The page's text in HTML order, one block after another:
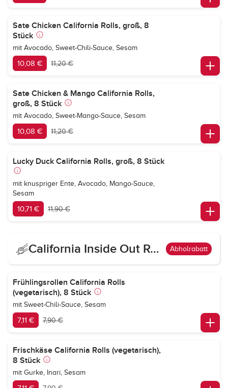
Sate Chicken California Rolls, groß, 8
Stück
mit Avocado, Sweet-Chili-Sauce, Sesam
10,08 € 11,20 €
Sate Chicken & Mango California Rolls,
groß, 8 Stück
mit Avocado, Sweet-Mango-Sauce, Sesam
10,08 € 11,20 €
Lucky Duck California Rolls, groß, 8 Stück
mit knuspriger Ente, Avocado, Mango-Sauce,
Sesam
10,71 € 11,90 €
California Inside Out Roll Vegetarisch Abholrabatt
Frühlingsrollen California Rolls
(vegetarisch), 8 Stück
mit Sweet-Chili-Sauce, Sesam
7,11 € 7,90 €
Frischkäse California Rolls (vegetarisch),
8 Stück
mit Gurke, Inari, Sesam